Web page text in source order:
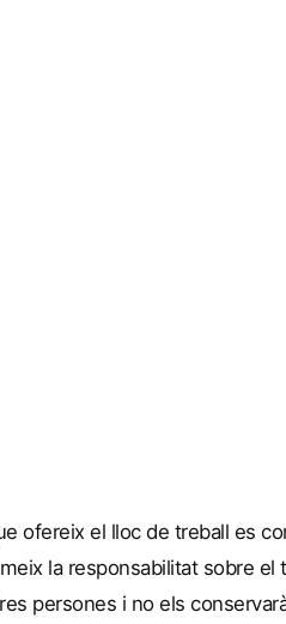
ofereix el lloc de treball es
la responsabilitat sobre
persones i no els